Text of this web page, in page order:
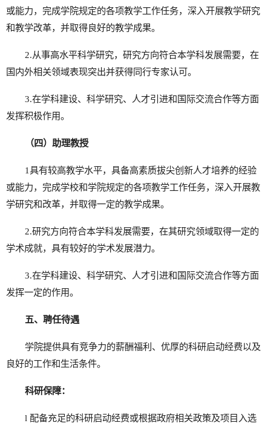
或能力，完成学院规定的各项教学工作任务，深入开展教学研究
和教学改革，并取得良好的教学成果。
2.从事高水平科学研究，研究方向符合本学科发展需要，在
国内外相关领域表现突出并获得同行专家认可。
3.在学科建设、科学研究、人才引进和国际交流合作等方面
发挥积极作用。
（四）助理教授
1具有较高教学水平，具备高素质拔尖创新人才培养的经验
或能力，完成学校和学院规定的各项教学工作任务，深入开展教
学研究和改革，并取得一定的教学成果。
2.研究方向符合本学科发展需要，在其研究领域取得一定的
学术成就，具有较好的学术发展潜力。
3.在学科建设、科学研究、人才引进和国际交流合作等方面
发挥一定的作用。
五、聘任待遇
学院提供具有竞争力的薪酬福利、优厚的科研启动经费以及
良好的工作和生活条件。
科研保障：
l 配备充足的科研启动经费或根据政府相关政策及项目入选